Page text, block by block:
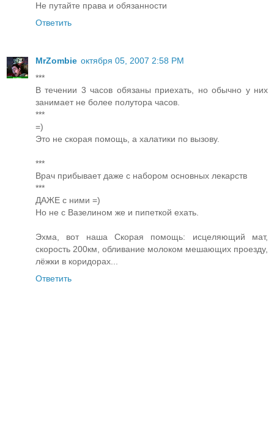
Не путайте права и обязанности
Ответить
MrZombie октября 05, 2007 2:58 PM
***
В течении 3 часов обязаны приехать, но обычно у них
занимает не более полутора часов.
***
=)
Это не скорая помощь, а халатики по вызову.
***
Врач прибывает даже с набором основных лекарств
***
ДАЖЕ с ними =)
Но не с Вазелином же и пипеткой ехать.
Эхма, вот наша Скорая помощь: исцеляющий мат,
скорость 200км, обливание молоком мешающих проезду,
лёжки в коридорах...
Ответить